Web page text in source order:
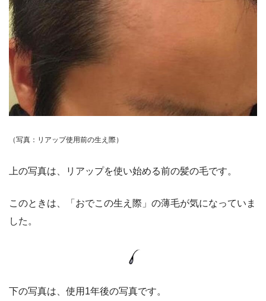
（写真：リアップ使用前の生え際）
上の写真は、リアップを使い始める前の髪の毛です。
このときは、「おでこの生え際」の薄毛が気になっていま
した。
下の写真は、使用1年後の写真です。